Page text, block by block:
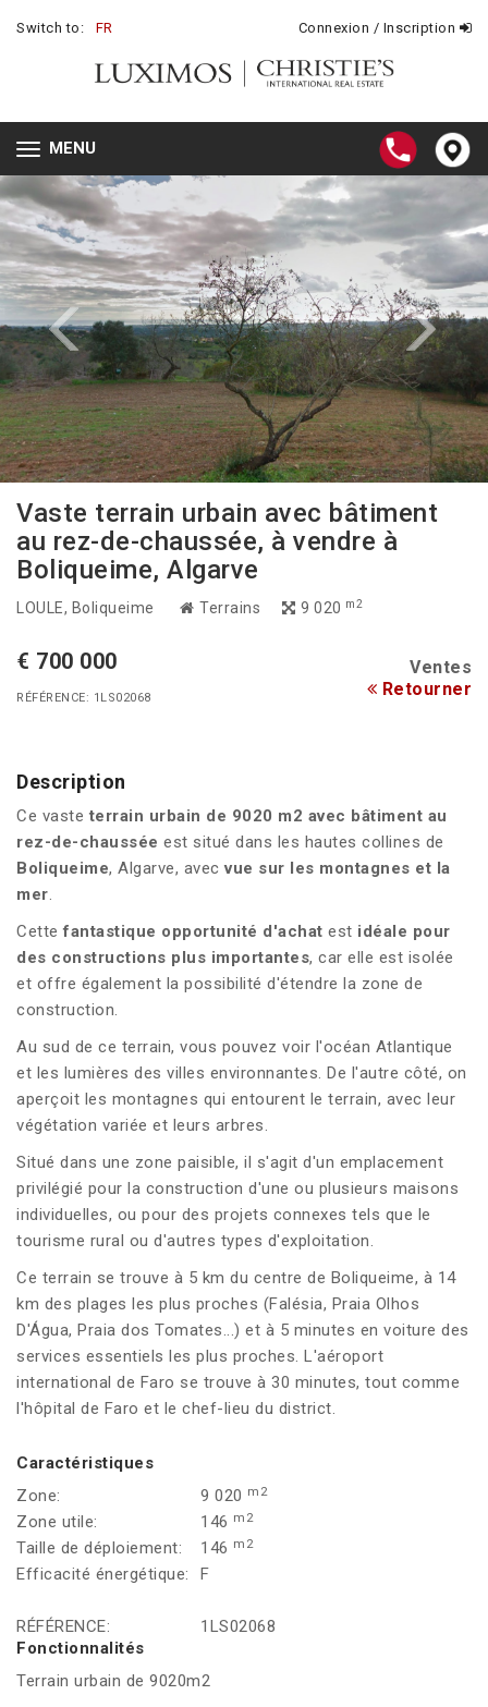
Switch to: FR Connexion / Inscription
Toggle
navigation
MENU
Vaste terrain urbain avec bâtiment
au rez-de-chaussée, à vendre à
Boliqueime, Algarve
LOULE, Boliqueime Terrains 9 020 m2
€ 700 000 Ventes
RÉFÉRENCE: 1LS02068 Retourner
Description
Ce vaste terrain urbain de 9020 m2 avec bâtiment au
rez-de-chaussée est situé dans les hautes collines de
Boliqueime, Algarve, avecvue sur les montagnes et la
mer.
Cettefantastique opportunité d'achat est idéale pour
des constructions plus importantes, car elle est isolée
et offre également la possibilité d'étendre la zone de
construction.
Au sud de ce terrain, vous pouvez voir l'océan Atlantique
et les lumières des villes environnantes. De l'autre côté, on
aperçoit les montagnes qui entourent le terrain, avec leur
végétation variée et leurs arbres.
Situé dans une zone paisible, il s'agit d'un emplacement
privilégié pour la construction d'une ou plusieurs maisons
individuelles, ou pour des projets connexes tels que le
tourisme rural ou d'autres types d'exploitation.
Ce terrain se trouve à 5 km du centre de Boliqueime, à 14
km des plages les plus proches (Falésia, Praia Olhos
D'Água, Praia dos Tomates...) et à 5 minutes en voiture des
services essentiels les plus proches. L'aéroport
international de Faro se trouve à 30 minutes, tout comme
l'hôpital de Faro et le chef-lieu du district.
Caractéristiques
Zone:
9 020 m2
Zone utile: 146 m2
Taille de déploiement: 146 m2
Efficacité énergétique: F
RÉFÉRENCE:
1LS02068
Fonctionnalités
Terrain urbain de 9020m2